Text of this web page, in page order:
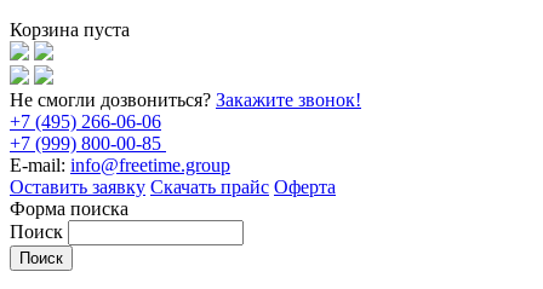
Корзина пуста
Не смогли дозвониться? Закажите звонок!
+7 (495) 266-06-06
+7 (999) 800-00-85
E-mail: info@freetime.group
Оставить заявку Скачать прайс Оферта
Форма поиска
Поиск